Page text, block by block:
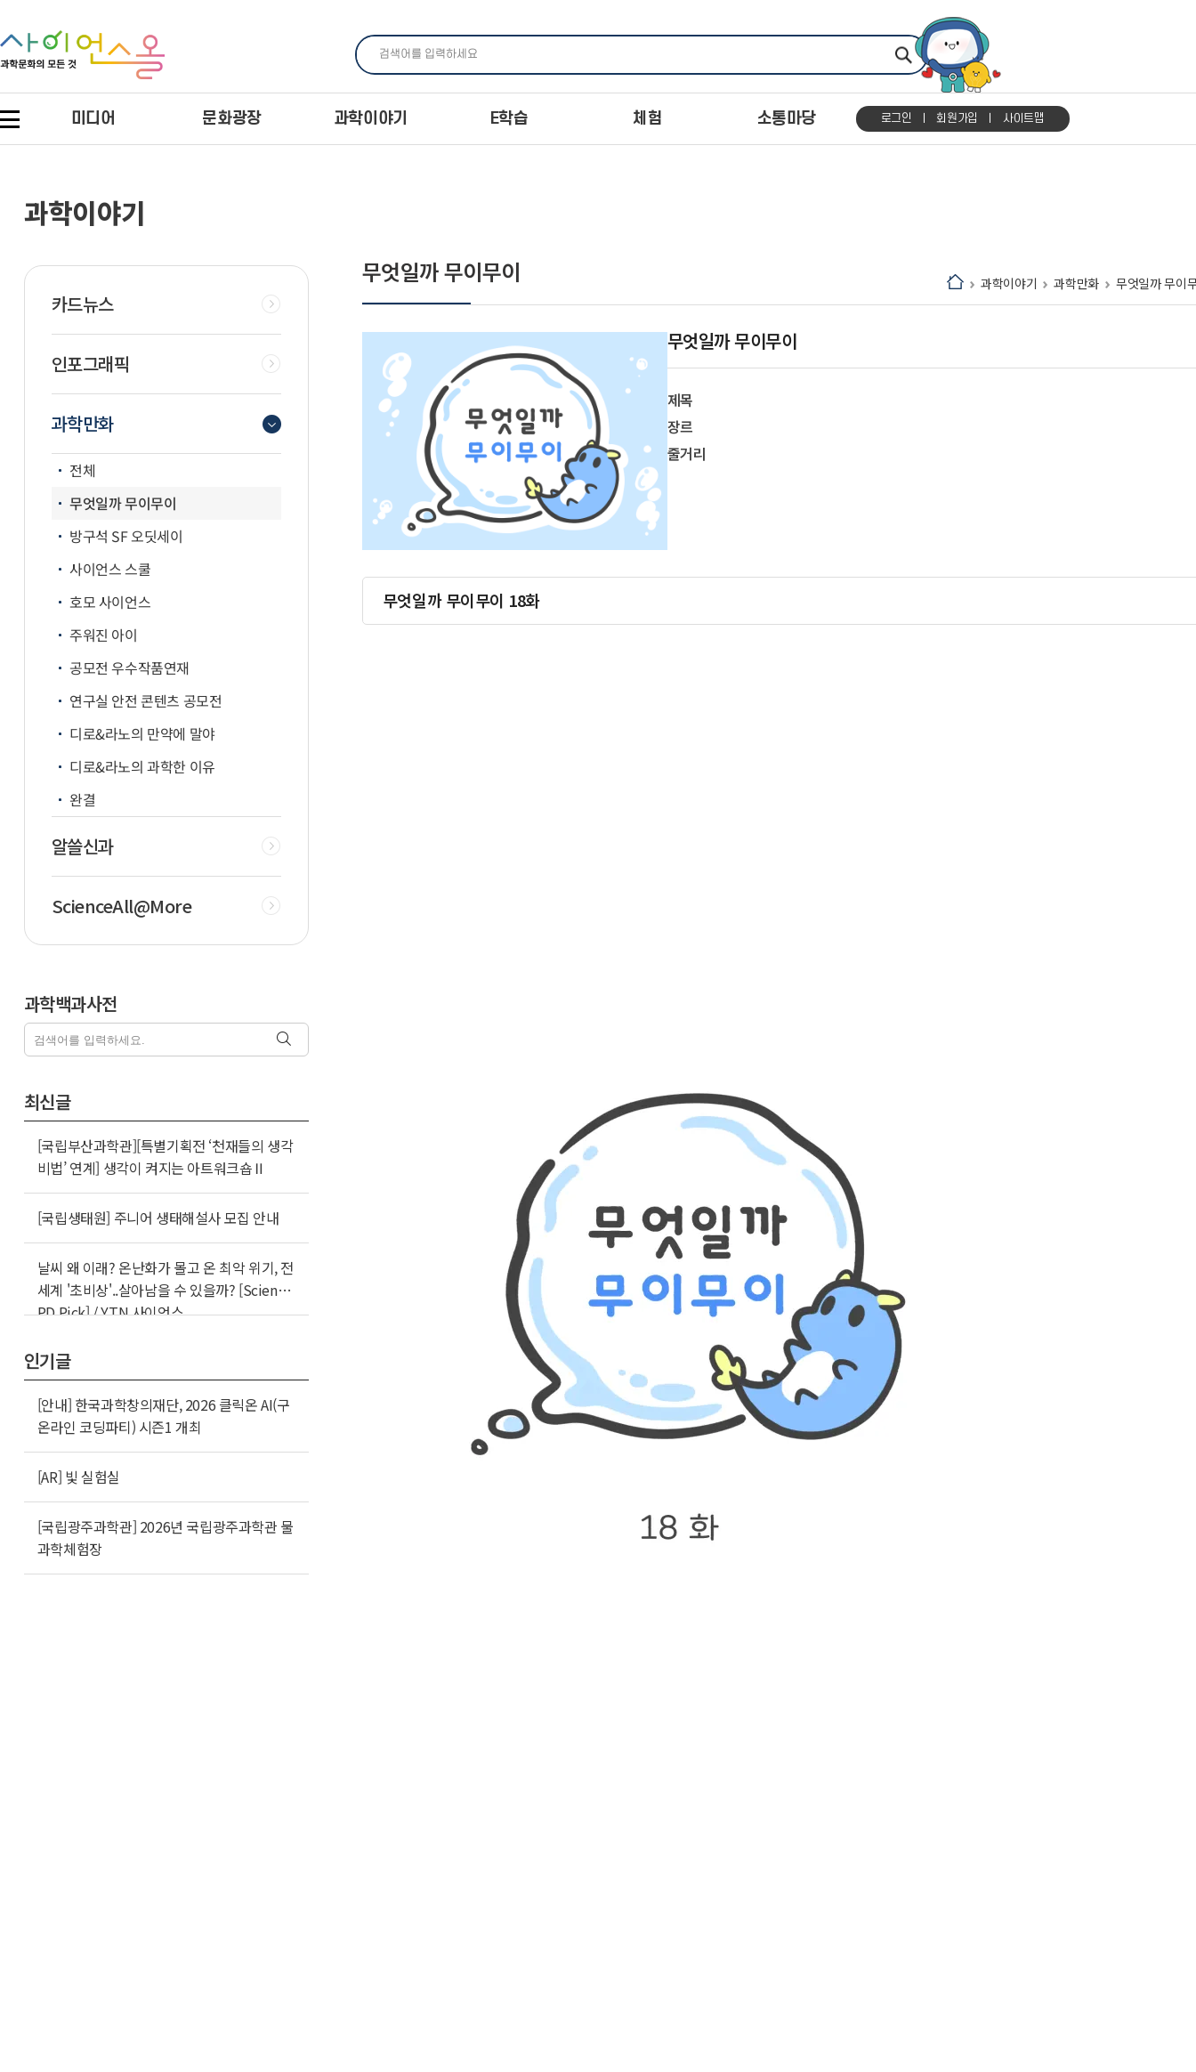
미디어 문화광장 과학이야기 E학습 체험 소통마당 로그인 회원가입 사이트맵
무엇일까 무이무이 과학이야기 과학만화 무엇일까 무이
과학이야기
카드뉴스
인포그래픽
과학만화
전체
무엇일까 무이무이
방구석 SF 오딧세이
사이언스 스쿨
호모 사이언스
주워진 아이
공모전 우수작품연재
연구실 안전 콘텐츠 공모전
디로&라노의 만약에 말야
디로&라노의 과학한 이유
완결
알쓸신과
ScienceAll@More
과학백과사전
최신글
[국립부산과학관][특별기획전 ‘천재들의 생각
비법’ 연계] 생각이 켜지는 아트워크숍Ⅱ
[국립생태원] 주니어 생태해설사 모집 안내
날씨 왜 이래? 온난화가 몰고 온 최악 위기, 전
세계 '초비상'..살아남을 수 있을까? [Science
PD Pick] / YTN 사이언스
인기글
[안내] 한국과학창의재단, 2026 클릭온 AI(구
온라인 코딩파티) 시즌1 개최
[AR] 빛 실험실
[국립광주과학관] 2026년 국립광주과학관 물
과학체험장
무엇일까 무이무이
제목
장르
줄거리
무엇일까 무이무이 18화